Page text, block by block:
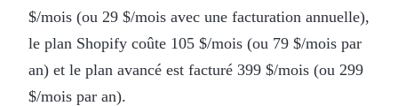
$/mois (ou 29 $/mois avec une facturation annuelle),
le plan Shopify coûte 105 $/mois (ou 79 $/mois par
an) et le plan avancé est facturé 399 $/mois (ou 299
$/mois par an).